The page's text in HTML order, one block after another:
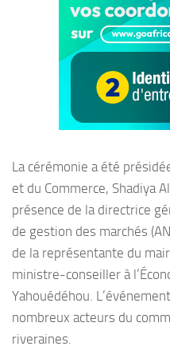
La cérémonie a été
et du Commerce, Shadiya
présence de la directrice
de gestion des marchés
de la représentante du
ministre-conseiller à
Yahouédéhou.
nombreux acteurs du
riveraines.